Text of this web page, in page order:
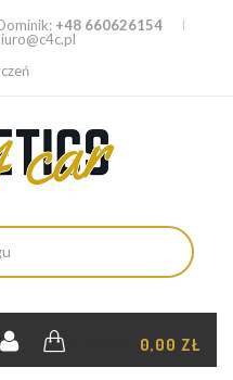
+48 660626154
0,00 ZŁ